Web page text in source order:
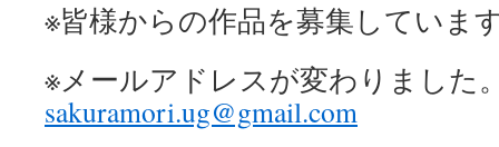
※皆様からの作品を募集していま
※メールアドレスが変わりました
sakuramori.ug@gmail.com